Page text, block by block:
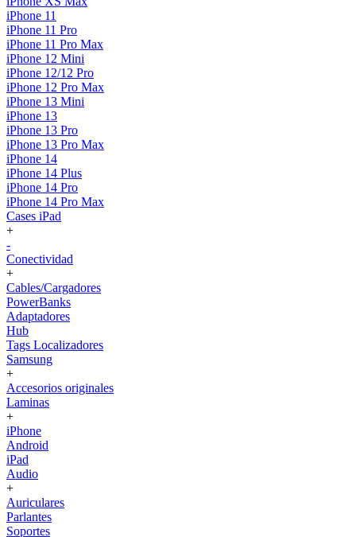
iPhone 11
iPhone 11 Pro
iPhone 11 Pro Max
iPhone 12 Mini
iPhone 12/12 Pro
iPhone 12 Pro Max
iPhone 13 Mini
iPhone 13
iPhone 13 Pro
iPhone 13 Pro Max
iPhone 14
iPhone 14 Plus
iPhone 14 Pro
iPhone 14 Pro Max
Cases iPad
+
-
Conectividad
+
Cables/Cargadores
PowerBanks
Adaptadores
Hub
Tags Localizadores
Samsung
+
Accesorios originales
Laminas
+
iPhone
Android
iPad
Audio
+
Auriculares
Parlantes
Soportes